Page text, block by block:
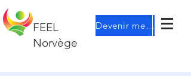
FEEL
Norvège
Devenir membre